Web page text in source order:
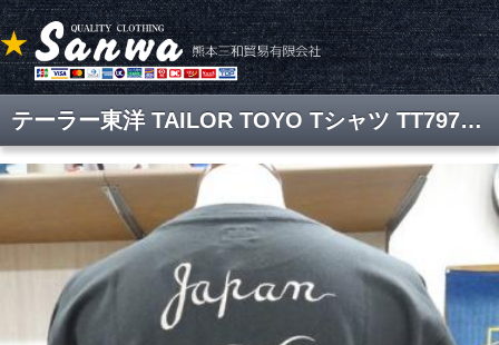
テーラー東洋 TAILOR TOYO Tシャツ TT79744 熊本東洋エンタープライズ【品切れ中】